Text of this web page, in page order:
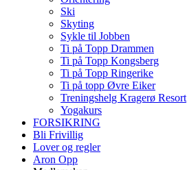
Ski
Skyting
Sykle til Jobben
Ti på Topp Drammen
Ti på Topp Kongsberg
Ti på Topp Ringerike
Ti på topp Øvre Eiker
Treningshelg Kragerø Resort
Yogakurs
FORSIKRING
Bli Frivillig
Lover og regler
Aron Opp